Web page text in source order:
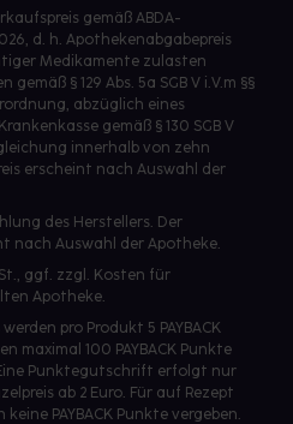
gemäß ABDA-
d. h. Apothekenabgabepreis
Medikamente zulasten
§ 129 Abs. 5a SGB V i.V.m §§
abzüglich eines
gemäß § 130 SGB V
innerhalb von zehn
erscheint nach Auswahl der
des Herstellers. Der
nach Auswahl der Apotheke.
ggf. zzgl. Kosten für
Apotheke.
pro Produkt 5 PAYBACK
maximal 100 PAYBACK Punkte
Punktegutschrift erfolgt nur
ab 2 Euro. Für auf Rezept
PAYBACK Punkte vergeben.